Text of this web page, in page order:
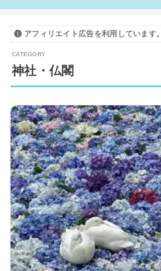
アフィリエイト広告を利用しています。
神社・仏閣